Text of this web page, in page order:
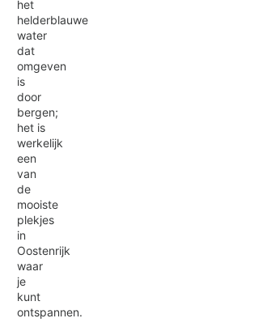
het
helderblauwe
water
dat
omgeven
is
door
bergen;
het is
werkelijk
een
van
de
mooiste
plekjes
in
Oostenrijk
waar
je
kunt
ontspannen.